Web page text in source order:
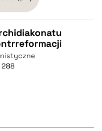
288